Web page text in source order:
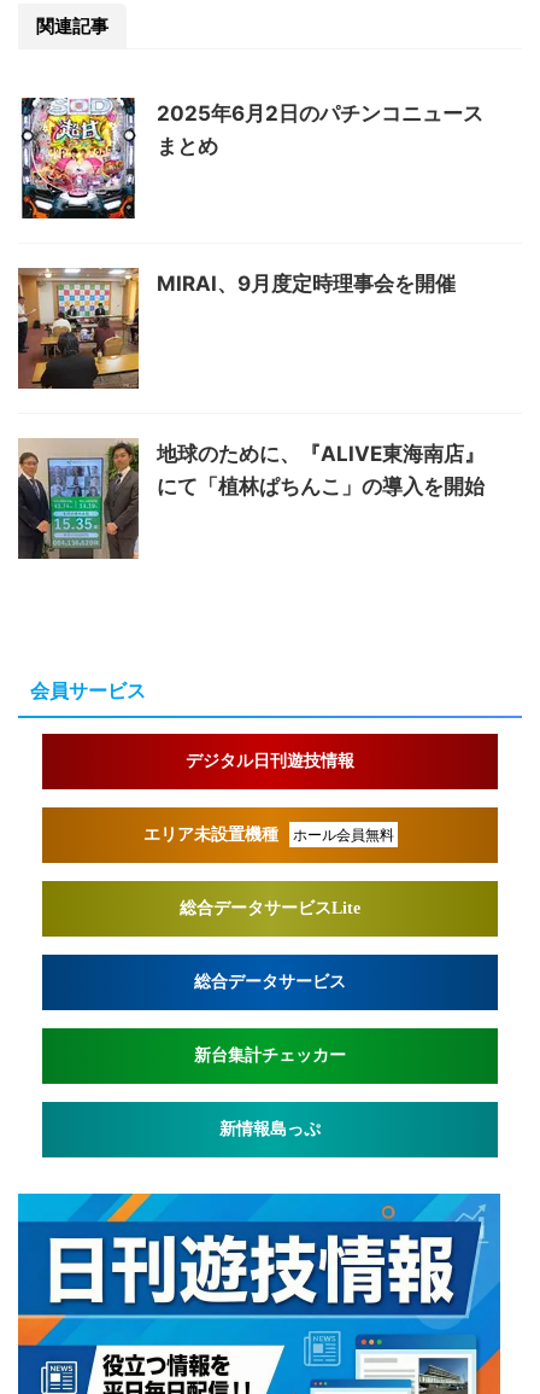
関連記事
2025年6月2日のパチンコニュース
まとめ
MIRAI、9月度定時理事会を開催
地球のために、『ALIVE東海南店』
にて「植林ぱちんこ」の導入を開始
会員サービス
デジタル日刊遊技情報
エリア未設置機種 ホール会員無料
総合データサービスLite
総合データサービス
新台集計チェッカー
新情報島っぷ